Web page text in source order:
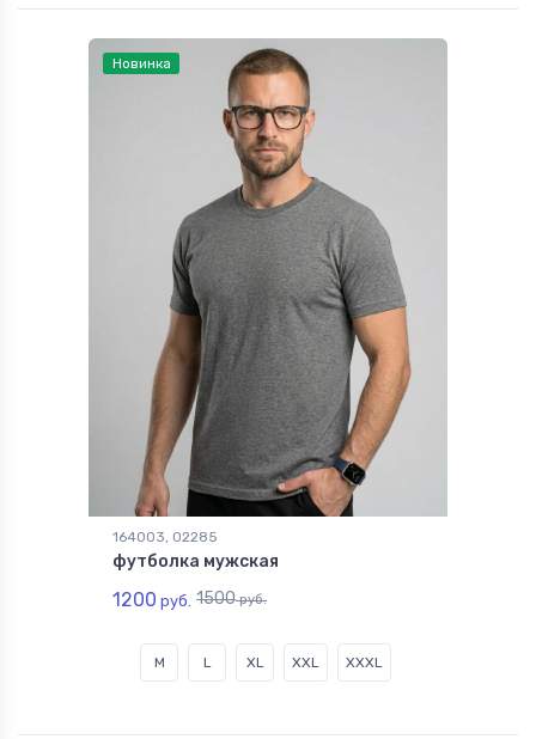
Новинка
164003, 02285
футболка мужская
1200 руб. 1500руб.
M L XL XXL XXXL